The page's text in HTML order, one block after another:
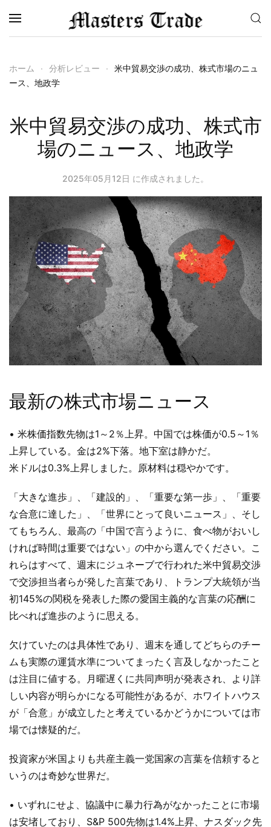
メインコンテンツへスキップ
ホーム 分析レビュー
米中貿易交渉の成功、株式市場のニュ
ース、地政学
米中貿易交渉の成功、株式市
場のニュース、地政学
2025年05月12日 に作成されました。
最新の株式市場ニュース
• 米株価指数先物は1～2％上昇。中国では株価が0.5～1％
上昇している。金は2%下落。地下室は静かだ。
米ドルは0.3%上昇しました。原材料は穏やかです。
「大きな進歩」、「建設的」、「重要な第一歩」、「重要
な合意に達した」、「世界にとって良いニュース」、そし
てもちろん、最高の「中国で言うように、食べ物がおいし
ければ時間は重要ではない」の中から選んでください。こ
れらはすべて、週末にジュネーブで行われた米中貿易交渉
で交渉担当者らが発した言葉であり、トランプ大統領が当
初145%の関税を発表した際の愛国主義的な言葉の応酬に
比べれば進歩のように思える。
欠けていたのは具体性であり、週末を通してどちらのチー
ムも実際の運賃水準についてまったく言及しなかったこと
は注目に値する。月曜遅くに共同声明が発表され、より詳
しい内容が明らかになる可能性があるが、ホワイトハウス
が「合意」が成立したと考えているかどうかについては市
場では懐疑的だ。
投資家が米国よりも共産主義一党国家の言葉を信頼すると
いうのは奇妙な世界だ。
• いずれにせよ、協議中に暴力行為がなかったことに市場
は安堵しており、S&P 500先物は1.4%上昇、ナスダック先